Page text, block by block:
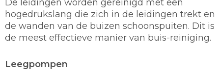
De leidingen worden gereinigd met een
hogedrukslang die zich in de leidingen trekt en
de wanden van de buizen schoonspuiten. Dit is
de meest effectieve manier van buis-reiniging.
Leegpompen